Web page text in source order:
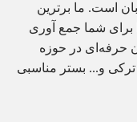
است. ما برترین
شما جمع آوری
حرفه‌ای در حوزه
ترکی و... بستر مناسبی